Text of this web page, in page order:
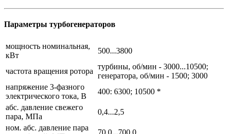
Параметры турбогенераторов
мощность номинальная,
кВт
500...3800
частота вращения ротора
турбины, об/мин - 3000...10500;
генератора, об/мин - 1500; 3000
напряжение 3-фазного
электрического тока, В
400: 6300; 10500 *
абс. давление свежего
пара, МПа
0,4...2,5
ном. абс. давление пара
70,0...700,0